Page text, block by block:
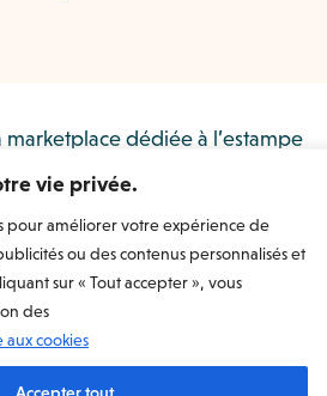
vie privée.
pour améliorer votre expérience de
ou des contenus personnalisés et
sur « Tout accepter », vous
des
cookies
Accepter tout
dédiée à l’estampe
nous
Mentions légales
Générales de Vente
Générales d’utilisation
d’utilisation (Vendeur)
personnelles et de confidentialité